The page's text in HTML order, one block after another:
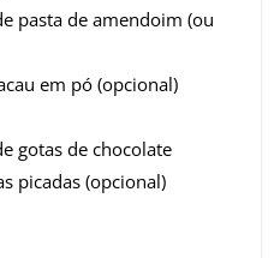
pasta de amendoim (ou
em pó (opcional)
gotas de chocolate
picadas (opcional)